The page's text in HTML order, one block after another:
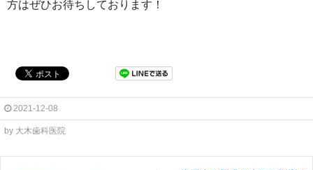
方はぜひお待ちしております！
2021-12-08
by 大木歯科医院